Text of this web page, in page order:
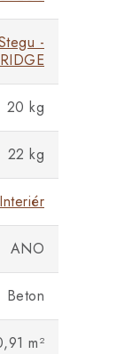
-
20 kg
22 kg
ANO
Beton
m²